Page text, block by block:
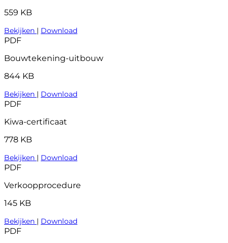
559 KB
Bekijken | Download
PDF
Bouwtekening-uitbouw
844 KB
Bekijken | Download
PDF
Kiwa-certificaat
778 KB
Bekijken | Download
PDF
Verkoopprocedure
145 KB
Bekijken | Download
PDF